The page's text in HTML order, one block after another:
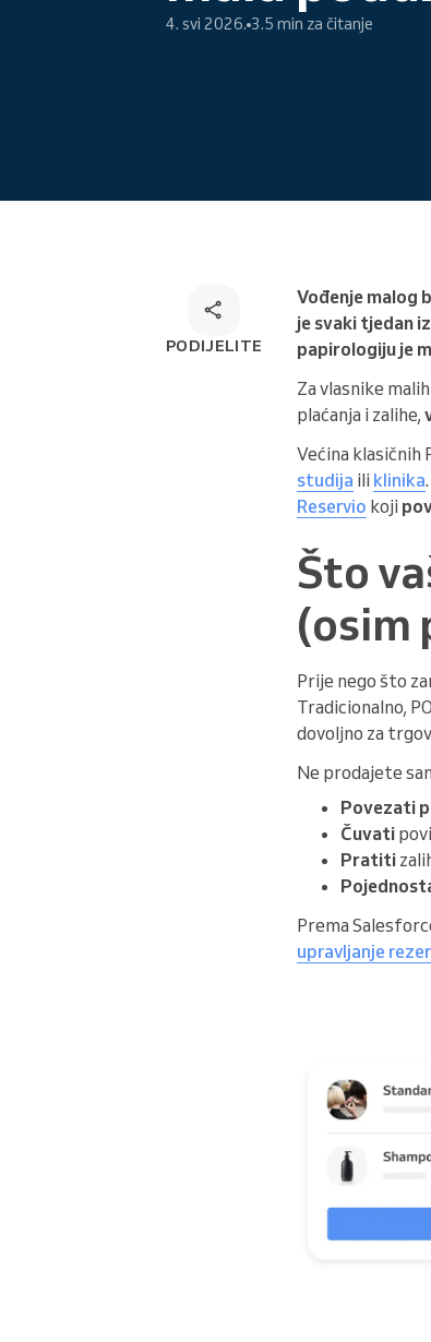
4. svi 2026. 3.5 min za čitanje
PODIJELITE
Vođenje malog
je svaki tjedan
papirologiju je
Za vlasnike
plaćanja i zalihe,
Većina klasičnih
studija ili klinika
Reservio koji
Što
(osim
Prije nego što
Tradicionalno,
dovoljno za
Ne prodajete
Povezati
Čuvati
Pratiti
Prema
upravljanje